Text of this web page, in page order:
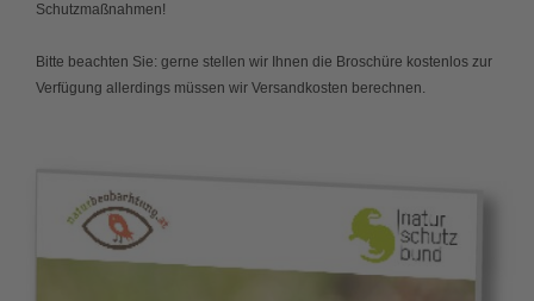
Schutzmaßnahmen!
Bitte beachten Sie: gerne stellen wir Ihnen die Broschüre kostenlos zur
Verfügung allerdings müssen wir Versandkosten berechnen.